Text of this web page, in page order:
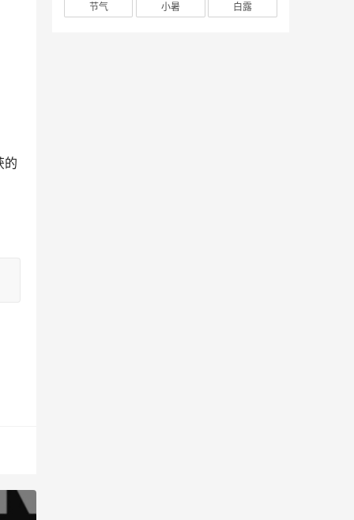
的
节气
小暑 白露